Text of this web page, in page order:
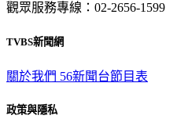
觀眾服務專線：02-2656-1599
TVBS新聞網
關於我們 56新聞台節目表
政策與隱私